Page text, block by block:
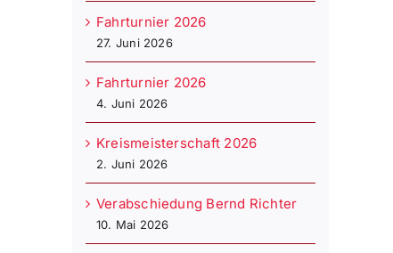
Fahrturnier 2026
27. Juni 2026
Fahrturnier 2026
4. Juni 2026
Kreismeisterschaft 2026
2. Juni 2026
Verabschiedung Bernd Richter
10. Mai 2026